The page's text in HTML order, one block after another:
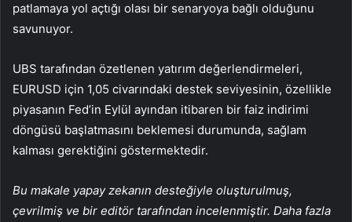
patlamaya yol açtığı olası bir senaryoya bağlı olduğunu
savunuyor.
UBS tarafından özetlenen yatırım değerlendirmeleri,
EURUSD için 1,05 civarındaki destek seviyesinin, özellikle
piyasanın Fed’in Eylül ayından itibaren bir faiz indirimi
döngüsü başlatmasını beklemesi durumunda, sağlam
kalması gerektiğini göstermektedir.
Bu makale yapay zekanın desteğiyle oluşturulmuş,
çevrilmiş ve bir editör tarafından incelenmiştir. Daha fazla